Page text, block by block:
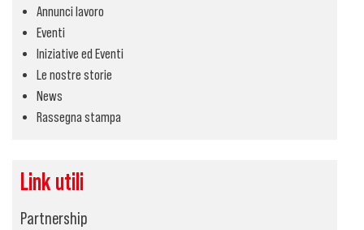
Annunci lavoro
Eventi
Iniziative ed Eventi
Le nostre storie
News
Rassegna stampa
Link utili
Partnership